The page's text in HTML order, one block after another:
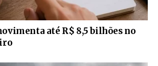
até R$ 8,5 bilhões no